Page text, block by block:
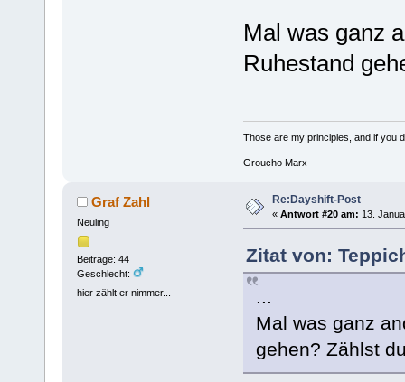
Mal was ganz
Ruhestand
Those are my principles, and if you
Groucho Marx
Graf Zahl
Neuling
Beiträge: 44
Geschlecht:
hier zählt er nimmer...
Re:Dayshift-Post
« Antwort #20 am: 13.
Zitat von:
...
Mal was ganz
gehen? Zählst